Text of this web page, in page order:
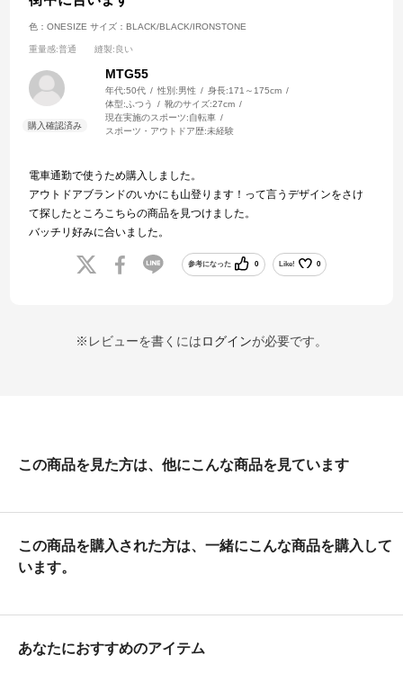
色：ONESIZE サイズ：BLACK/BLACK/IRONSTONE
重量感:普通 縫製:良い
MTG55
年代:50代 性別:男性 身長:171～175cm
体型: ふつう 靴のサイズ:27cm
現在実施のスポーツ:自転車
スポーツ・アウトドア歴:未経験
電車通勤で使うため購入しました。
アウトドアブランドのいかにも山登ります！って言うデザインをさけ
て探したところこちらの商品を見つけました。
バッチリ好みに合いました。
参考になった 0 Like! 0
※レビューを書くにはログインが必要です。
この商品を見た方は、他にこんな商品を見ています
この商品を購入された方は、一緒にこんな商品を購入して
います。
あなたにおすすめのアイテム